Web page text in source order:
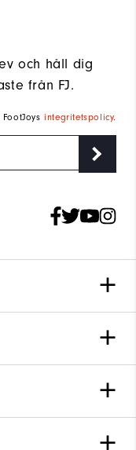
och håll dig
från FJ.
FootJoysintegritetspolicy.